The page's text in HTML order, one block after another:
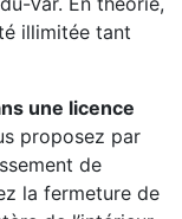
illimitée tant
une licence
proposez par
de
la fermeture de